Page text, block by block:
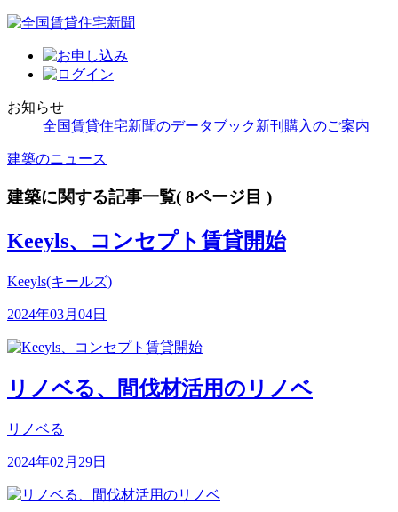
お知らせ
全国賃貸住宅新聞のデータブック新刊購入のご案内
建築のニュース
建築に関する記事一覧( 8ページ目 )
Keeyls、コンセプト賃貸開始
Keeyls(キールズ)
2024年03月04日
リノベる、間伐材活用のリノベ
リノベる
2024年02月29日